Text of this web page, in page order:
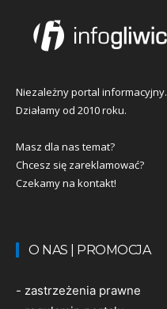
Niezależny portal informacyjny.
Działamy od 2010 roku.
Masz dla nas temat?
Chcesz się zareklamować?
Czekamy na kontakt!
O NAS | PROMOCJA
- zastrzeżenia prawne